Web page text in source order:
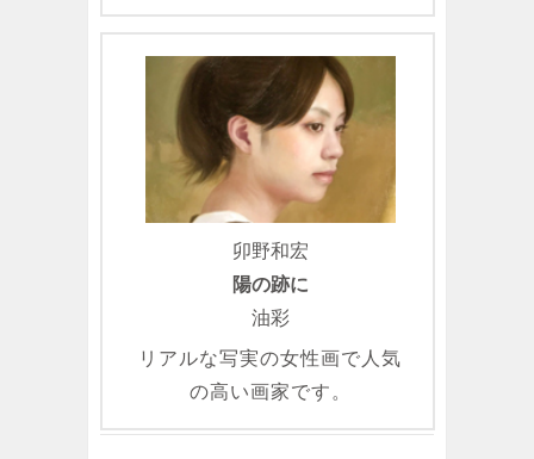
卯野和宏
陽の跡に
油彩
リアルな写実の女性画で人気
の高い画家です。